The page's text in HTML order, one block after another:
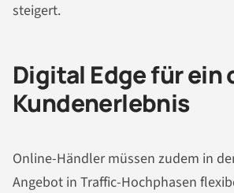
steigert.
Digital Edge für ein
Kundenerlebnis
Online-Händler müssen zudem in
Angebot in Traffic-Hochphasen